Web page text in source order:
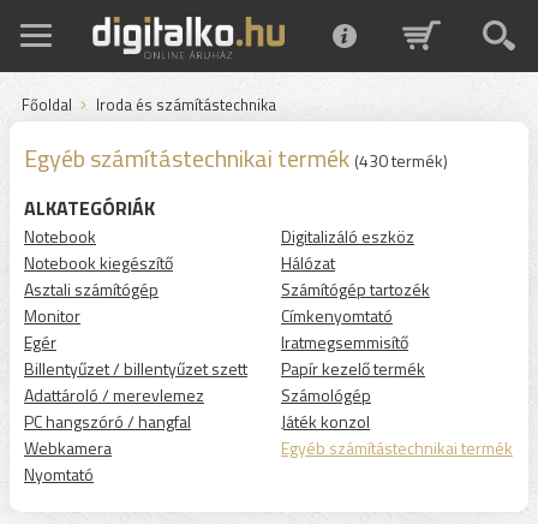
Főoldal Iroda és számítástechnika
Egyéb számítástechnikai termék (430 termék)
ALKATEGÓRIÁK
Notebook
Notebook kiegészítő
Asztali számítógép
Monitor
Egér
Billentyűzet / billentyűzet szett
Adattároló / merevlemez
PC hangszóró / hangfal
Webkamera
Nyomtató
Digitalizáló eszköz
Hálózat
Számítógép tartozék
Címkenyomtató
Iratmegsemmisítő
Papír kezelő termék
Számológép
Játék konzol
Egyéb számítástechnikai termék